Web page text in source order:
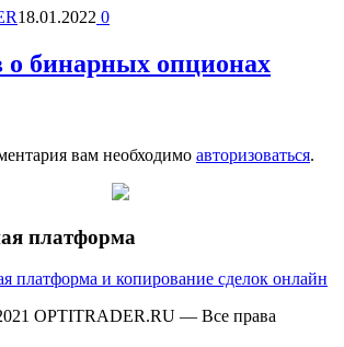
18.01.2022 0
о бинарных опционах
вам необходимо авторизоваться.
платформа
OPTITRADER.RU — Все права